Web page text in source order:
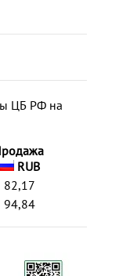
ЦБ РФ на
RUB
82,17
94,84